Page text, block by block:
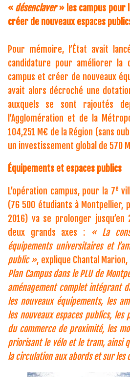
« désenclaver» les campus pour
créer de nouveaux espaces
Pour mémoire, l’État avait
candidature pour améliorer la
campus et créer de nouveaux
avait alors décroché une
auxquels se sont rajoutés
l’Agglomération et de la
104,251 M€ de la Région (sans
un investissement global de 570
Équipements et espaces publics
L’opération campus, pour la 7e
(76 500 étudiants à Montpellier,
2016) va se prolonger
deux grands axes :
« La
équipements universitaires et
public », explique Chantal Marion,
Plan Campus dans le PLU de
aménagement complet intégrant
les nouveaux équipements, les
les nouveaux espaces publics, les
du commerce de proximité, les
priorisant le vélo et le tram, ainsi
la circulation aux abords et sur les